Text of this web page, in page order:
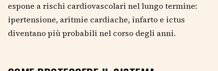
espone a rischi cardiovascolari nel lungo termine:
ipertensione, aritmie cardiache, infarto e ictus
diventano più probabili nel corso degli anni.